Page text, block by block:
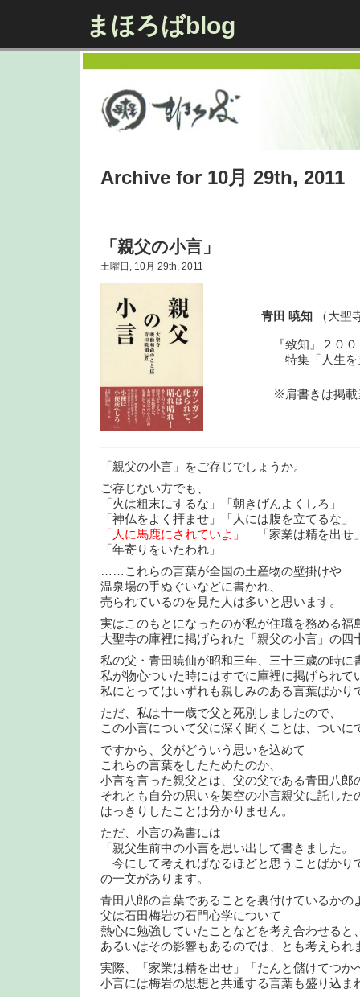
まほろばblog
Archive for 10月 29th, 2011
「親父の小言」
土曜日, 10月 29th, 2011
青田 暁知 （大聖
『致知』２００３
特集「人生を支え
※肩書きは掲載当
「親父の小言」をご存じでしょうか。
ご存じない方でも、
「火は粗末にするな」「朝きげんよくしろ」
「神仏をよく拝ませ」「人には腹を立てるな」
「人に馬鹿にされていよ」
「家業は精を出せ
「年寄りをいたわれ」
……これらの言葉が全国の土産物の壁掛けや
温泉場の手ぬぐいなどに書かれ、
売られているのを見た人は多いと思います。
実はこのもとになったのが私が住職を務める福
大聖寺の庫裡に掲げられた「親父の小言」の四
私の父・青田暁仙が昭和三年、三十三歳の時に
私が物心ついた時にはすでに庫裡に掲げられて
私にとってはいずれも親しみのある言葉ばかり
ただ、私は十一歳で父と死別しましたので、
この小言について父に深く聞くことは、ついに
ですから、父がどういう思いを込めて
これらの言葉をしたためたのか、
小言を言った親父とは、父の父である青田八郎
それとも自分の思いを架空の小言親父に託した
はっきりしたことは分かりません。
ただ、小言の為書には
「親父生前中の小言を思い出して書きました。
今にして考えればなるほどと思うことばかり
の一文があります。
青田八郎の言葉であることを裏付けているかの
父は石田梅岩の石門心学について
熱心に勉強していたことなどを考え合わせると
あるいはその影響もあるのでは、とも考えられ
実際、「家業は精を出せ」「たんと儲けてつか
小言には梅岩の思想と共通する言葉も盛り込ま